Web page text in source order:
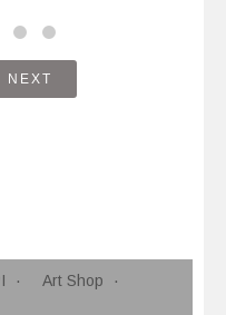
NEXT
Art Shop